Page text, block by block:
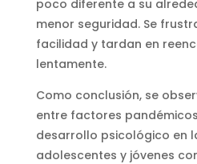
poco diferente a su
menor seguridad. Se
facilidad y tardan en
lentamente.
Como conclusión, se
entre factores
desarrollo psicológico en
adolescentes y jóvenes